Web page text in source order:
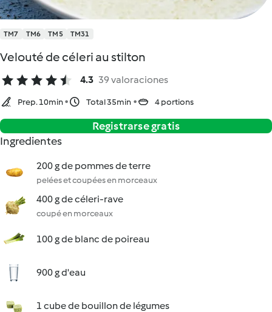
TM7 TM6 TM5 TM31
Velouté de céleri au stilton
4.3 39 valoraciones
Prep. 10min Total 35min 4 portions
Registrarse gratis
Ingredientes
200 g de pommes de terre
pelées et coupées en morceaux
400 g de céleri-rave
coupé en morceaux
100 g de blanc de poireau
900 g d'eau
1 cube de bouillon de légumes